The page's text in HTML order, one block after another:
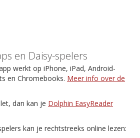
en Daisy-spelers
werkt op iPhone, iPad, Android-
en Chromebooks. Meer info over de
dan kan je Dolphin EasyReader
kan je rechtstreeks online lezen: